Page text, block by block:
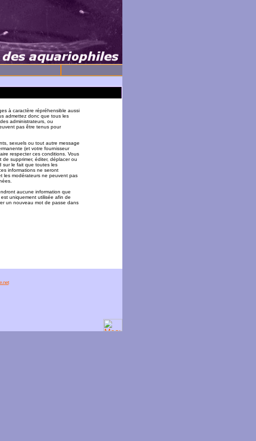
à caractère répréhensible aussi
admettez donc que tous les
administrateurs, ou
pas être tenus pour
sexuels ou tout autre message
(et votre fournisseur
respecter ces conditions. Vous
supprimer, éditer, déplacer ou
sur le fait que toutes les
informations ne seront
les modérateurs ne peuvent pas
aucune information que
uniquement utilisée afin de
un nouveau mot de passe dans